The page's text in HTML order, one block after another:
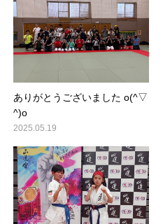
ありがとうございました o(^▽
^)o
2025.05.19